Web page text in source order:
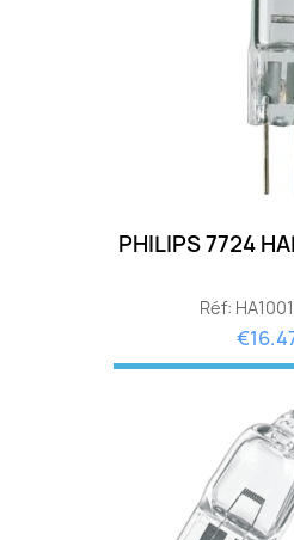
PHILIPS 7724
Réf: